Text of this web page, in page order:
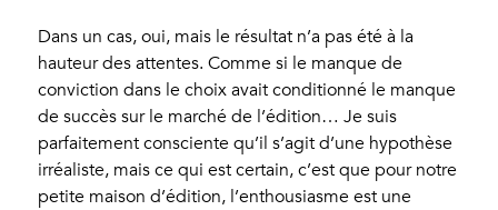
Dans un cas, oui, mais le résultat n’a pas été à la
hauteur des attentes. Comme si le manque de
conviction dans le choix avait conditionné le manque
de succès sur le marché de l’édition… Je suis
parfaitement consciente qu’il s’agit d’une hypothèse
irréaliste, mais ce qui est certain, c’est que pour notre
petite maison d’édition, l’enthousiasme est une